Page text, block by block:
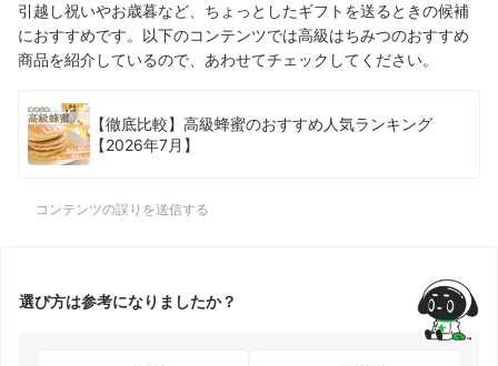
引越し祝いやお歳暮など、ちょっとしたギフトを送るときの候補
におすすめです。 以下のコンテンツでは高級はちみつのおすすめ
商品を紹介しているので、あわせてチェックしてください。
【徹底比較】高級蜂蜜のおすすめ人気ランキング
【2026年7月】
コンテンツの誤りを送信する
選び方は参考になりましたか？